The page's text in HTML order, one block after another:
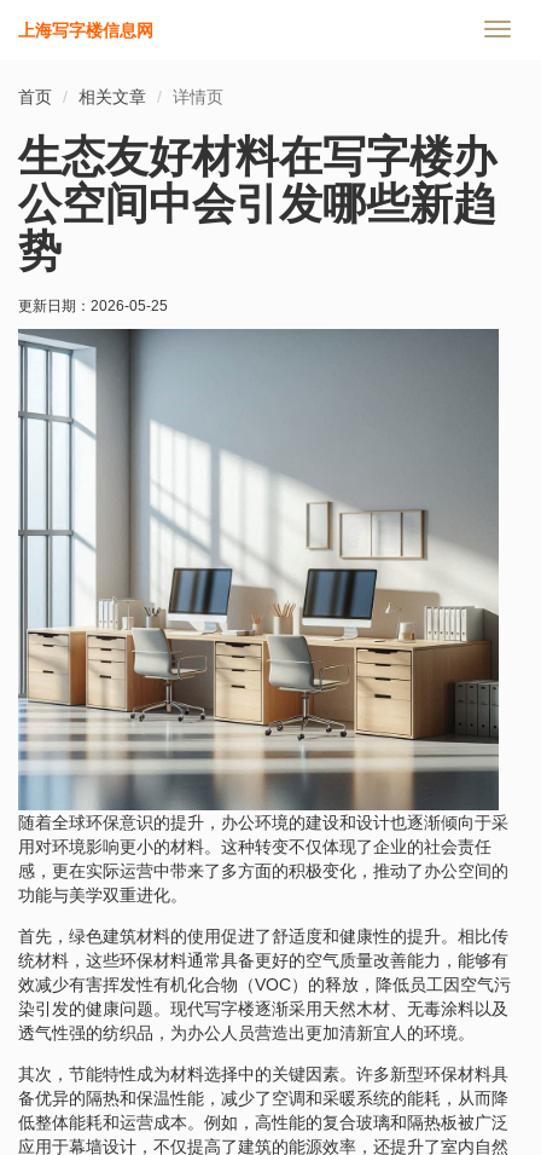
切
上海写字楼信息网
首页 相关文章 详情页
生态友好材料在写字楼办
公空间中会引发哪些新趋
势
更新日期： 2026-05-25
随着全球环保意识的提升，办公环境的建设和设计也逐渐倾向于采
用对环境影响更小的材料。这种转变不仅体现了企业的社会责任
感，更在实际运营中带来了多方面的积极变化，推动了办公空间的
功能与美学双重进化。
首先，绿色建筑材料的使用促进了舒适度和健康性的提升。相比传
统材料，这些环保材料通常具备更好的空气质量改善能力，能够有
效减少有害挥发性有机化合物（VOC）的释放，降低员工因空气污
染引发的健康问题。现代写字楼逐渐采用天然木材、无毒涂料以及
透气性强的纺织品，为办公人员营造出更加清新宜人的环境。
其次，节能特性成为材料选择中的关键因素。许多新型环保材料具
备优异的隔热和保温性能，减少了空调和采暖系统的能耗，从而降
低整体能耗和运营成本。例如，高性能的复合玻璃和隔热板被广泛
应用于幕墙设计，不仅提高了建筑的能源效率，还提升了室内自然